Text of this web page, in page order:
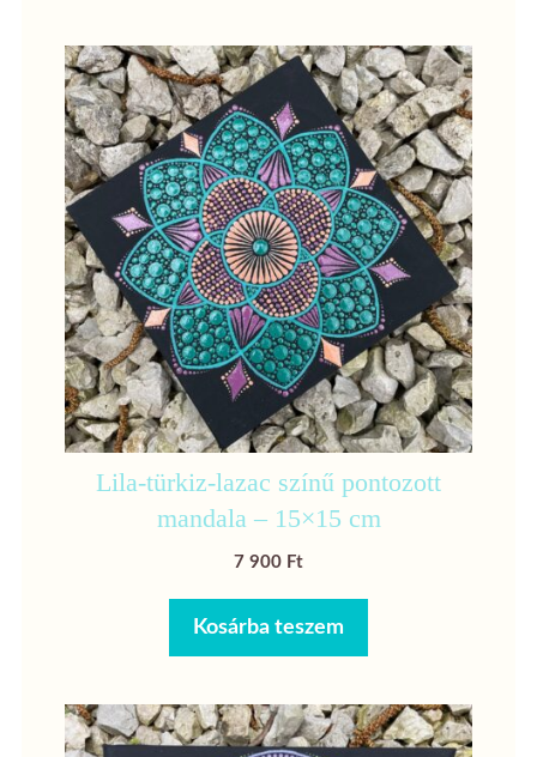
Lila-türkiz-lazac színű pontozott
mandala – 15×15 cm
7 900 Ft
Kosárba teszem